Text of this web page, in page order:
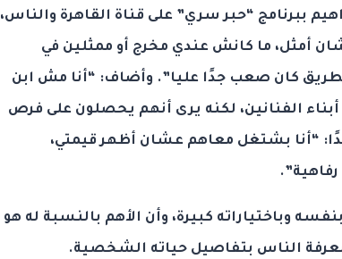
ببرنامج “حبر سري” على قناة القاهرة والناس،
أمثل، ما كانش عندي مخرج أو ممثلين في
كان صعب جدًا عليا”. وأضاف: “أنا مش ابن
الفنانين، لكنه يرى أنهم يحصلون على فرص
“أنا بشتغل معاهم عشان أظهر قيمتي،
وباختياراته كبيرة، وأن الأهم بالنسبة له هو
معرفة الناس بتفاصيل حياته الشخصية.